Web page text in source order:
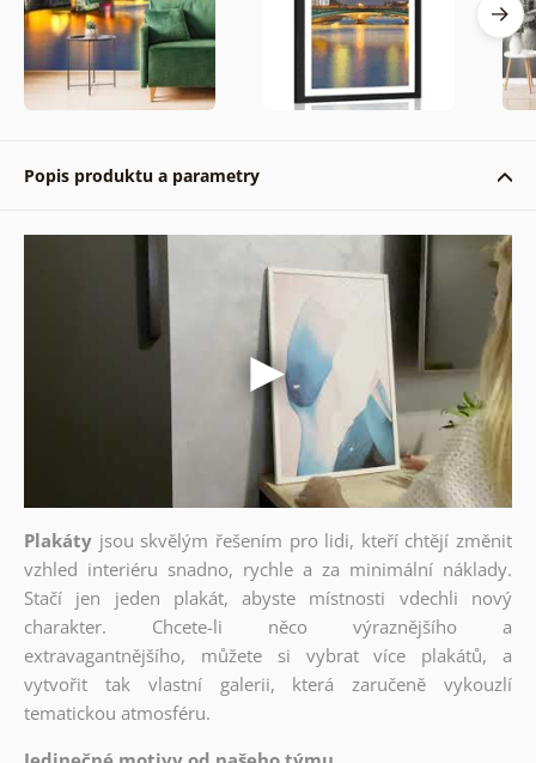
Popis produktu a parametry
Plakáty jsou skvělým řešením pro lidi, kteří chtějí změnit
vzhled interiéru snadno, rychle a za minimální náklady.
Stačí jen jeden plakát, abyste místnosti vdechli nový
charakter. Chcete-li něco výraznějšího a
extravagantnějšího, můžete si vybrat více plakátů, a
vytvořit tak vlastní galerii, která zaručeně vykouzlí
tematickou atmosféru.